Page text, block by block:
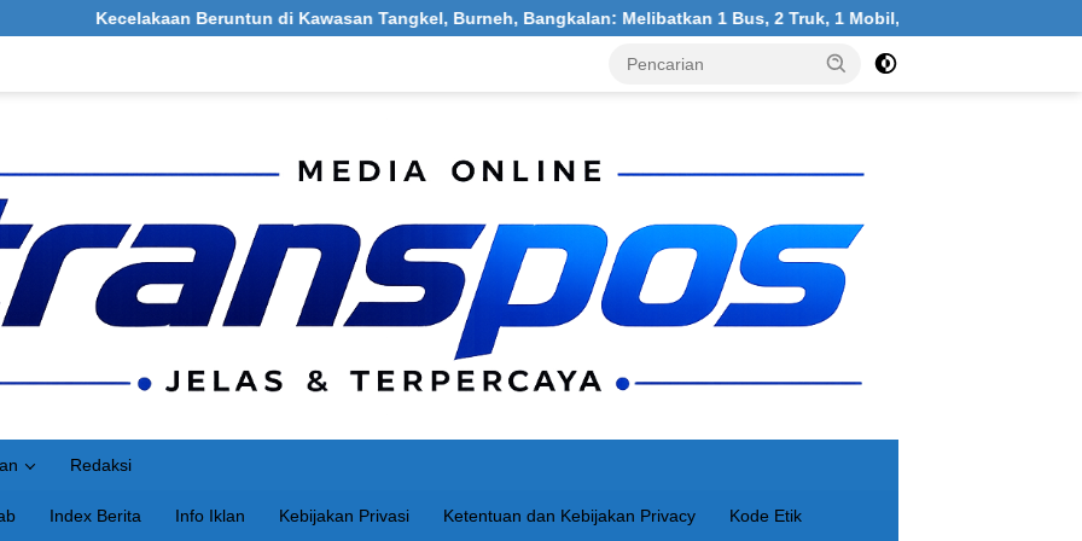
Beruntun di Kawasan Tangkel, Burneh, Bangkalan: Melibatkan 1 Bus, 2 Truk, 1 Mobil, 1 Sepeda Motor
Redaksi
Index Berita Info Iklan Kebijakan Privasi Ketentuan dan Kebijakan Privacy Kode Etik